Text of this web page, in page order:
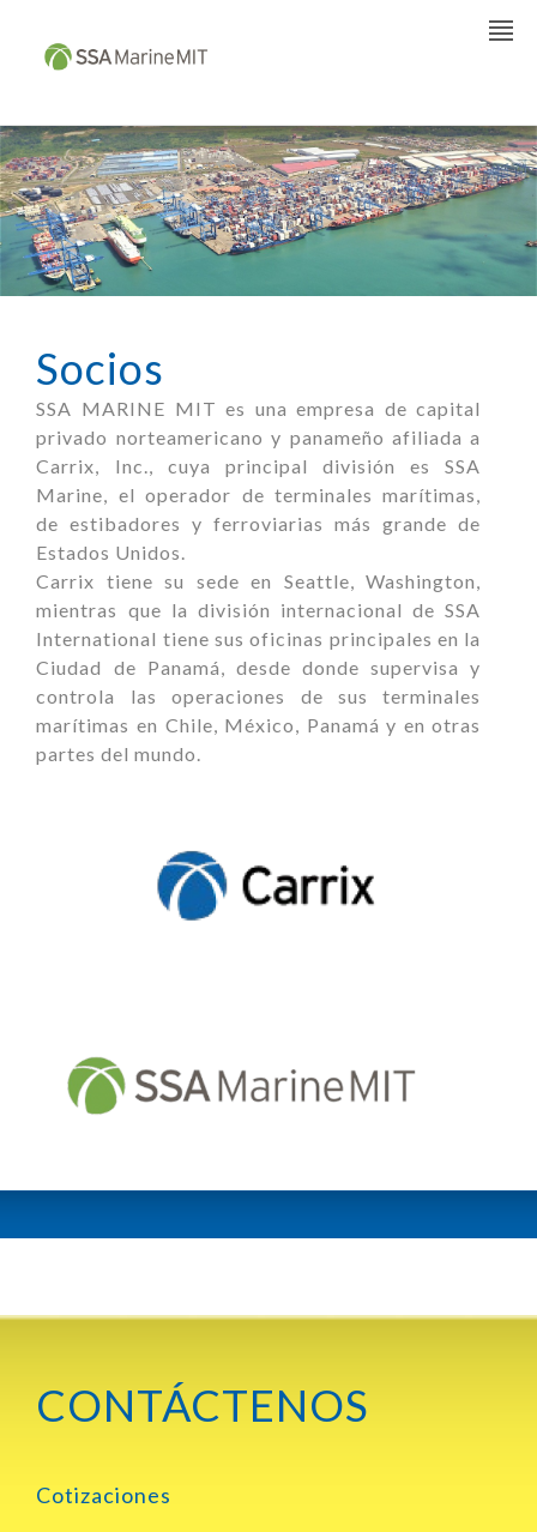
Socios
SSA MARINE MIT es una empresa de capital
privado norteamericano y panameño afiliada a
Carrix, Inc., cuya principal división es SSA
Marine, el operador de terminales marítimas,
de estibadores y ferroviarias más grande de
Estados Unidos.
Carrix tiene su sede en Seattle, Washington,
mientras que la división internacional de SSA
International tiene sus oficinas principales en la
Ciudad de Panamá, desde donde supervisa y
controla las operaciones de sus terminales
marítimas en Chile, México, Panamá y en otras
partes del mundo.
CONTÁCTENOS
Cotizaciones